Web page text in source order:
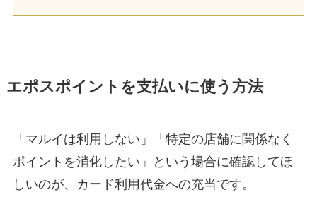
エポスポイントを支払いに使う方法
「マルイは利用しない」「特定の店舗に関係なく
ポイントを消化したい」という場合に確認してほ
しいのが、カード利用代金への充当です。